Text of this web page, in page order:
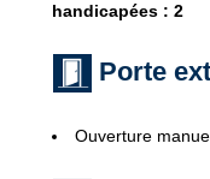
handicapées : 2
Porte
Ouverture